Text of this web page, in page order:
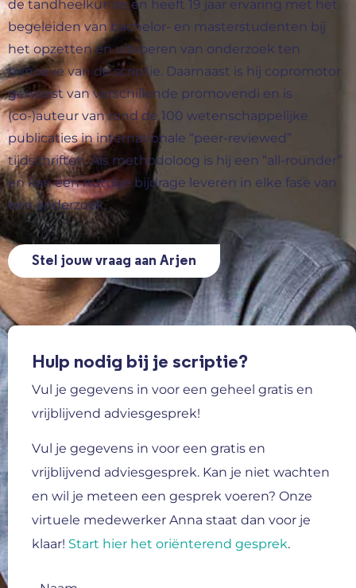
de tandheelkunde en heeft 19 jaar ervaring met het
begeleiden van bachelor- en masterstudenten bij
het opzetten en uitvoeren van onderzoek ten
behoeve van de scriptie. Daarnaast is hij copromotor
geweest van verschillende promovendi en is
(co-)auteur van rond de 100 wetenschappelijke
publicaties in internationale “peer-reviewed”
tijdschriften. Als methodoloog is hij een “all-rounder”
en kan een nuttige bijdrage leveren in elke fase van
een onderzoek.
Stel jouw vraag aan Arjen
Hulp nodig bij je scriptie?
Vul je gegevens in voor een geheel gratis en
vrijblijvend adviesgesprek!
Vul je gegevens in voor een gratis en
vrijblijvend adviesgesprek. Kan je niet wachten
en wil je meteen een gesprek voeren? Onze
virtuele medewerker Anna staat dan voor je
klaar! Start hier het oriënterend gesprek.